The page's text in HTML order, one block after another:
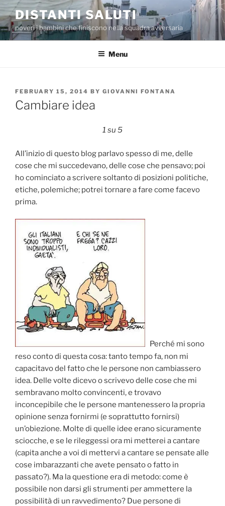
Skip
to
content
DISTANTI SALUTI
poveri i bambini che finiscono nella squadra avversaria
Menu
POSTED
ON
FEBRUARY 15, 2014 BY GIOVANNI FONTANA
Cambiare idea
1 su 5
All’inizio di questo blog parlavo spesso di me, delle
cose che mi succedevano, delle cose che pensavo; poi
ho cominciato a scrivere soltanto di posizioni politiche,
etiche, polemiche; potrei tornare a fare come facevo
prima.
Perché mi sono
reso conto di questa cosa: tanto tempo fa, non mi
capacitavo del fatto che le persone non cambiassero
idea. Delle volte dicevo o scrivevo delle cose che mi
sembravano molto convincenti, e trovavo
inconcepibile che le persone mantenessero la propria
opinione senza fornirmi (e soprattutto fornirsi)
un’obiezione. Molte di quelle idee erano sicuramente
sciocche, e se le rileggessi ora mi metterei a cantare
(capita anche a voi di mettervi a cantare se pensate alle
cose imbarazzanti che avete pensato o fatto in
passato?). Ma la questione era di metodo: come è
possibile non darsi gli strumenti per ammettere la
possibilità di un ravvedimento? Due persone di